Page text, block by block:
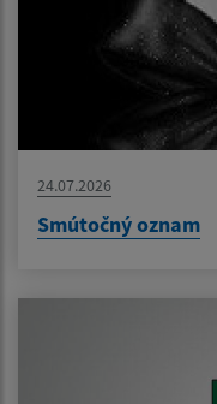
24.07.2026
Smútočný oznam